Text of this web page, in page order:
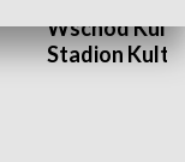
Wschód
Stadion